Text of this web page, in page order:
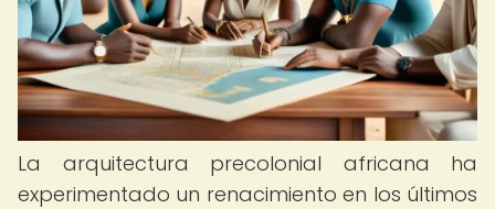
La arquitectura precolonial africana ha
experimentado un renacimiento en los últimos